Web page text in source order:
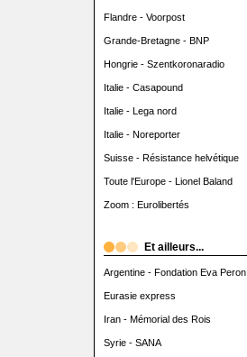
Flandre - Voorpost
Grande-Bretagne - BNP
Hongrie - Szentkoronaradio
Italie - Casapound
Italie - Lega nord
Italie - Noreporter
Suisse - Résistance helvétique
Toute l'Europe - Lionel Baland
Zoom : Eurolibertés
Et ailleurs...
Argentine - Fondation Eva Peron
Eurasie express
Iran - Mémorial des Rois
Syrie - SANA